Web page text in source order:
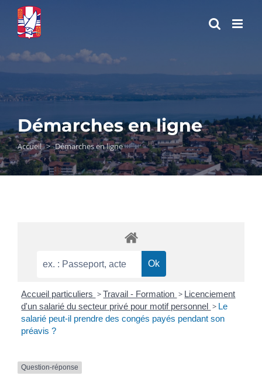
Passer
contenu
Démarches en ligne
Accueil > Démarches en ligne
Accueil particuliers > Travail - Formation > Licenciement
d'un salarié du secteur privé pour motif personnel > Le
salarié peut-il prendre des congés payés pendant son
préavis ?
Question-réponse